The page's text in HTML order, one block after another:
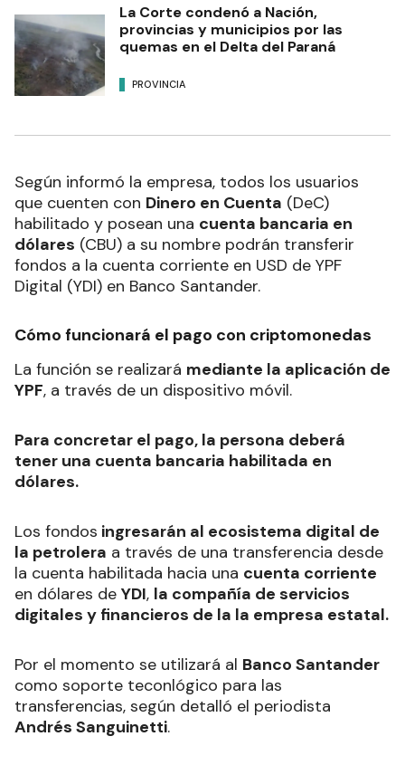
La Corte condenó a Nación,
provincias y municipios por las
quemas en el Delta del Paraná
PROVINCIA
Según informó la empresa, todos los usuarios
que cuenten con Dinero en Cuenta (DeC)
habilitado y posean una cuenta bancaria en
dólares (CBU) a su nombre podrán transferir
fondos a la cuenta corriente en USD de YPF
Digital (YDI) en Banco Santander.
Cómo funcionará el pago con criptomonedas
La función se realizará mediante la aplicación de
YPF, a través de un dispositivo móvil.
Para concretar el pago, la persona deberá
tener una cuenta bancaria habilitada en
dólares.
Los fondos ingresarán al ecosistema digital de
la petrolera a través de una transferencia desde
la cuenta habilitada hacia una cuenta corriente
en dólares de YDI, la compañía de servicios
digitales y financieros de la la empresa estatal.
Por el momento se utilizará al Banco Santander
como soporte teconlógico para las
transferencias, según detalló el periodista
Andrés Sanguinetti.